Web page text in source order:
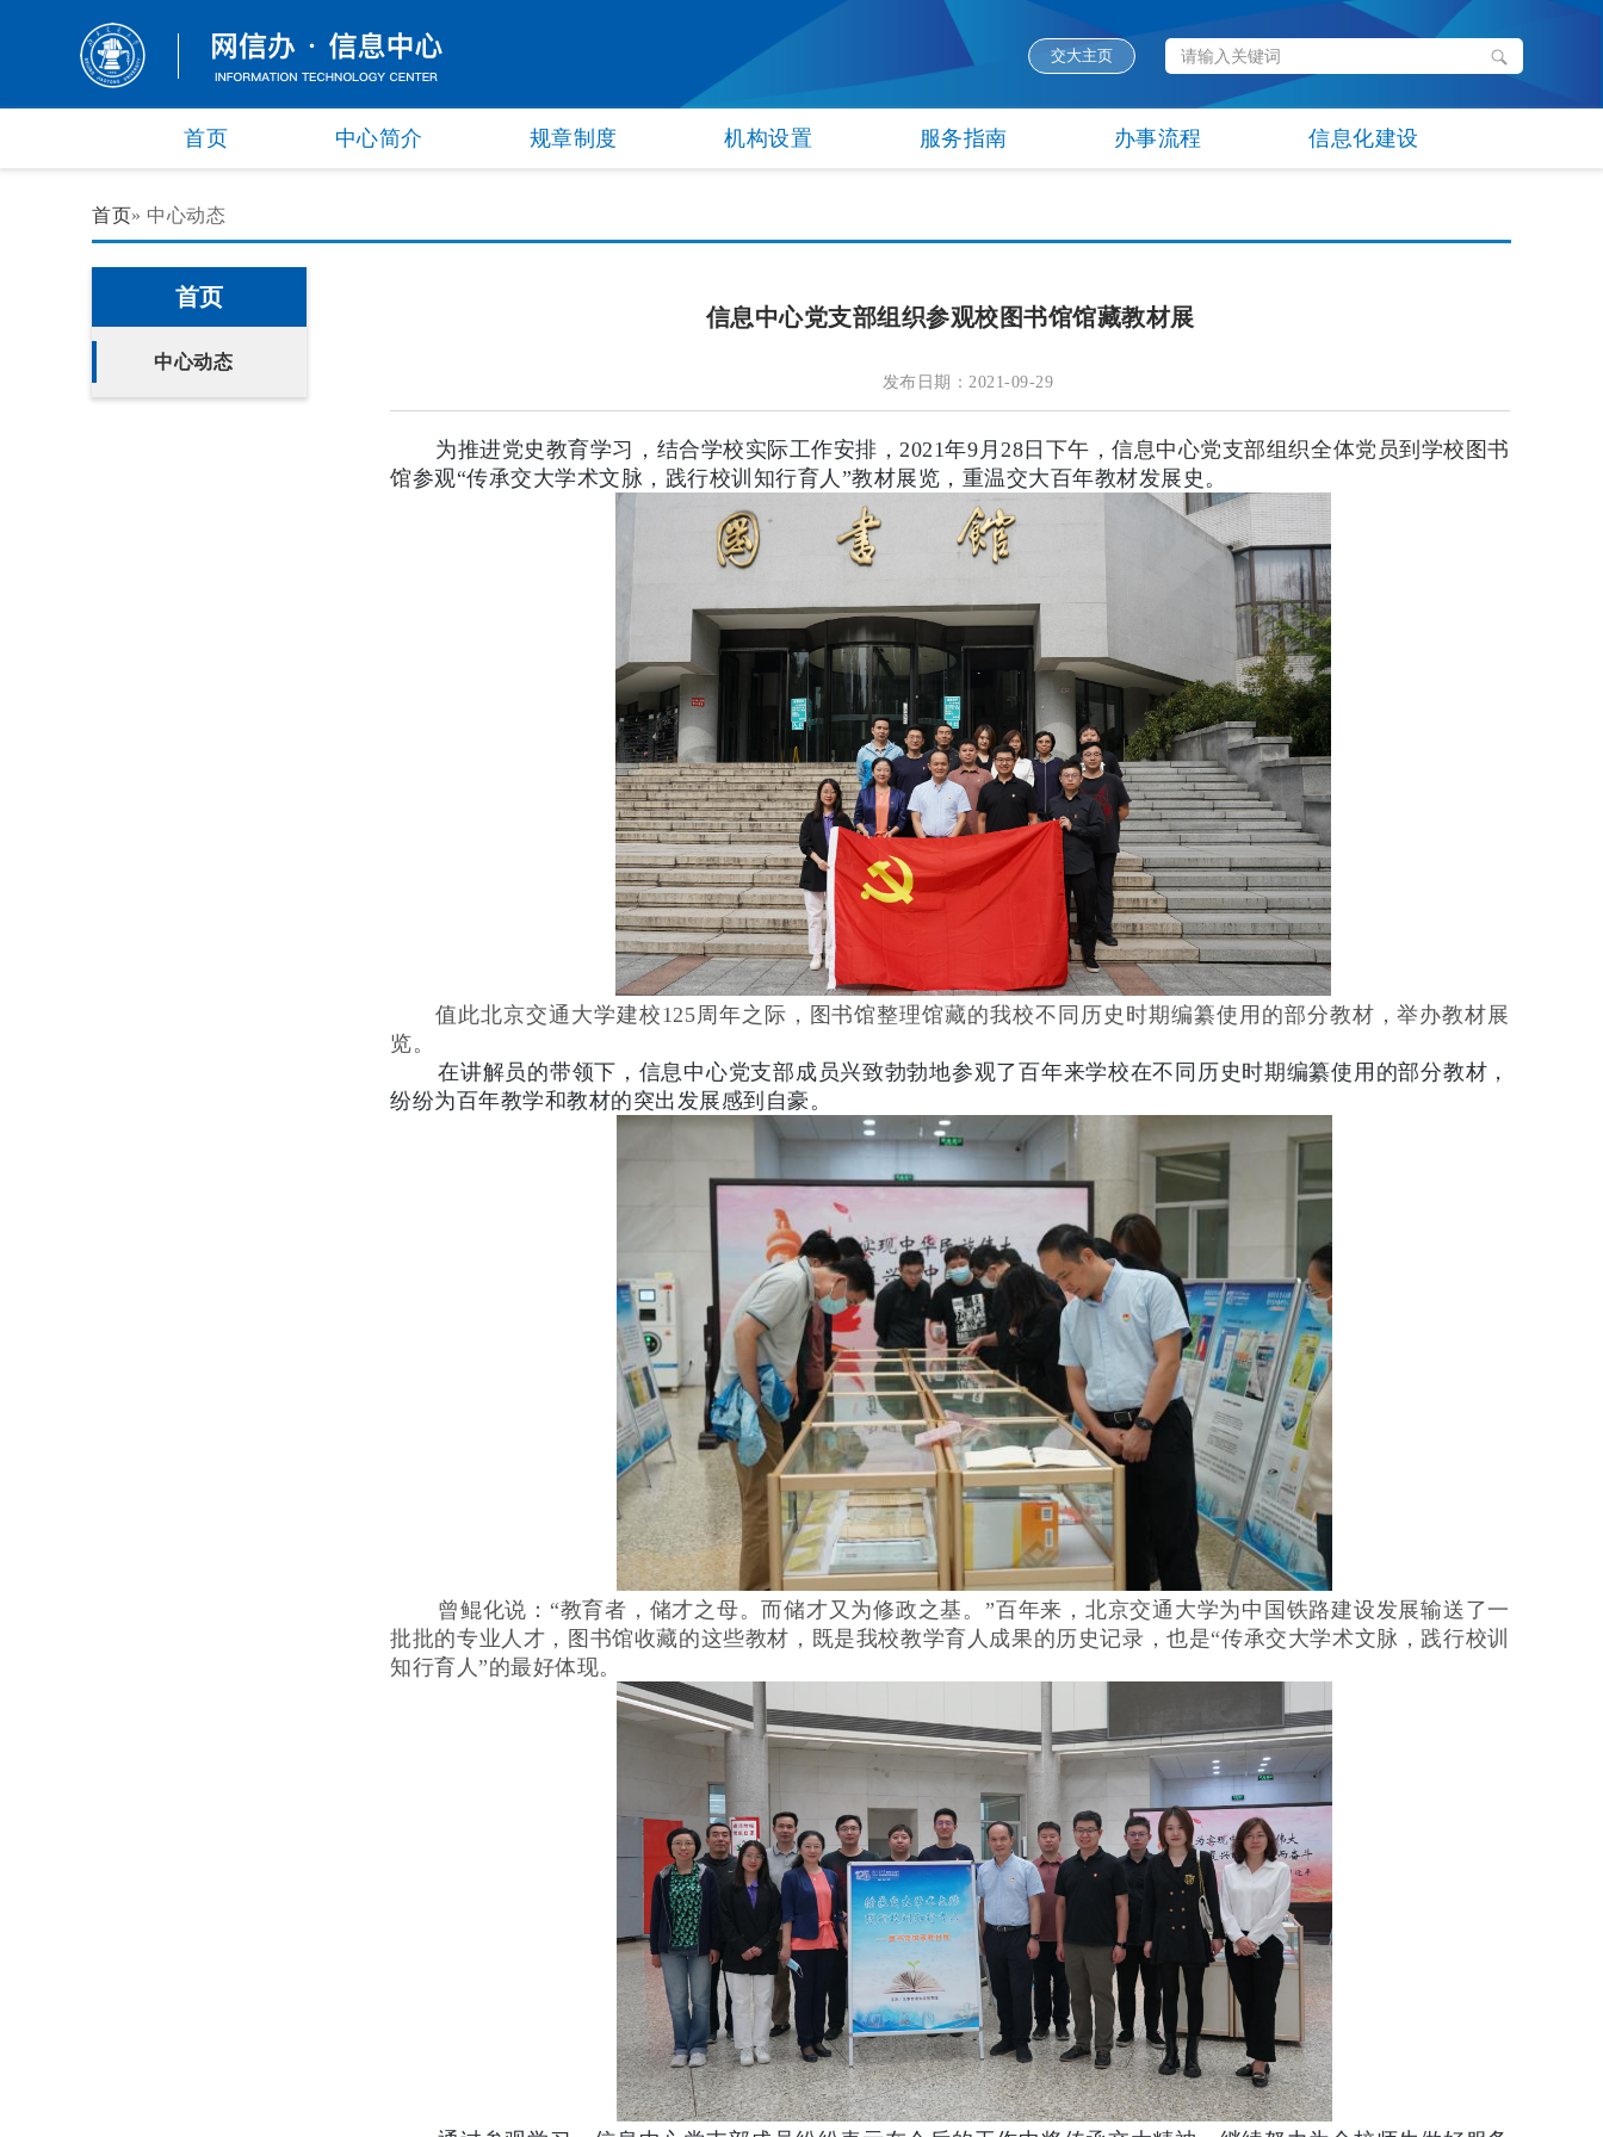
交大主页
首页 中心简介 规章制度 机构设置 服务指南 办事流程 信息化建设
首页» 中心动态
首页
中心动态
信息中心党支部组织参观校图书馆馆藏教材展
发布日期：2021-09-29
为推进党史教育学习，结合学校实际工作安排，2021年9月28日 下午，信息中心党支部组织全体党员到学校图书
馆参观“传承交大学术文脉，践行校训知行育人”教材展览，重温交大百年教材发展史。
值此北京交通大学建校125周年之际，图书馆整理馆藏的我校不同历史时期编纂使用的部分教材，举办教材展
览。
在讲解员的带领下，信息中心党支部成员兴致勃勃地参观了百年来学校在不同历史时期编纂使用的部分教材，
纷纷为百年教学和教材的突出发展感到自豪。
曾鲲化说：“教育者，储才之母。而储才又为修政之基。”百年来，北京交通大学为中国铁路建设发展输送了一
批批的专业人才，图书馆收藏的这些教材，既是我校教学育人成果的历史记录，也是“传承交大学术文脉，践行校训
知行育人”的最好体现。